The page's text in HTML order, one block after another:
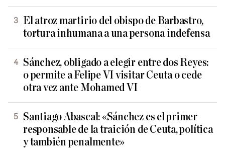
El atroz martirio del obispo de Barbastro,
tortura inhumana a una persona indefensa
Sánchez, obligado a elegir entre dos Reyes:
o permite a Felipe VI visitar Ceuta o cede
otra vez ante Mohamed VI
Santiago Abascal: «Sánchez es el primer
responsable de la traición de Ceuta, política
y también penalmente»